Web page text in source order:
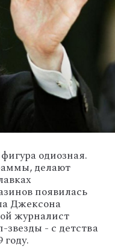
одиозная.
делают
появилась
Джексона
журналист
- с детства